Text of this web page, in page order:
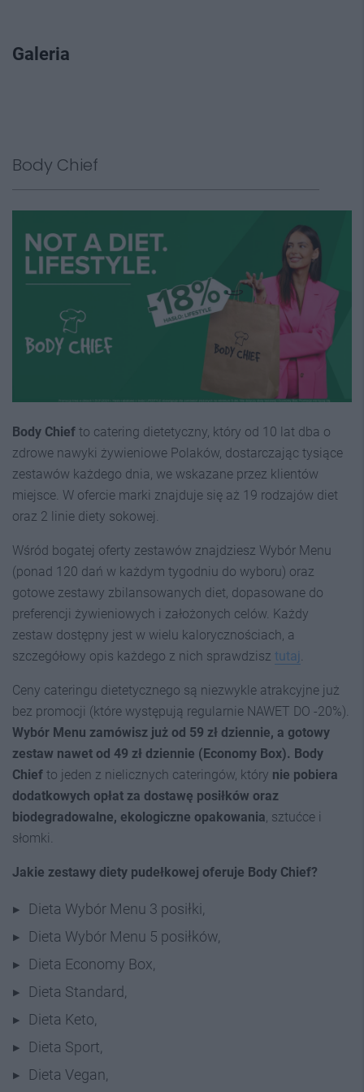
Galeria
Body Chief
Body Chief to catering dietetyczny, który od 10 lat dba o
zdrowe nawyki żywieniowe Polaków, dostarczając tysiące
zestawów każdego dnia, we wskazane przez klientów
miejsce. W ofercie marki znajduje się aż 19 rodzajów diet
oraz 2 linie diety sokowej.
Wśród bogatej oferty zestawów znajdziesz Wybór Menu
(ponad 120 dań w każdym tygodniu do wyboru) oraz
gotowe zestawy zbilansowanych diet, dopasowane do
preferencji żywieniowych i założonych celów. Każdy
zestaw dostępny jest w wielu kalorycznościach, a
szczegółowy opis każdego z nich sprawdzisz tutaj
Ceny cateringu dietetycznego są niezwykle atrakcyjne już
bez promocji (które występują regularnie NAWET DO -20%).
Wybór Menu zamówisz już od 59 zł dziennie, a gotowy
zestaw nawet od 49 zł dziennie (Economy Box). Body
Chief to jeden z nielicznych cateringów, który nie pobiera
dodatkowych opłat za dostawę posiłków oraz
biodegradowalne, ekologiczne opakowania , sztućce i
słomki.
Jakie zestawy diety pudełkowej oferuje Body Chief?
Dieta Wybór Menu 3 posiłki,
Dieta Wybór Menu 5 posiłków,
Dieta Economy Box,
Dieta Standard,
Dieta Keto,
Dieta Sport,
Dieta Vegan,